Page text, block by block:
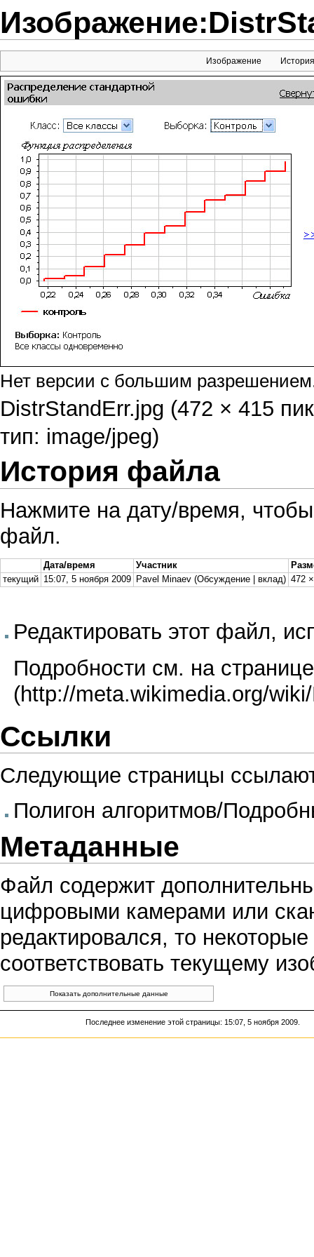
Изображение
Нет версии с большим
DistrStandErr.jpg (472 × 415
тип: image/jpeg)
История файла
Нажмите на дату/время,
файл.
Дата/время Участник
текущий
15:07, 5 ноября 2009 Pavel Minaev(Обсуждение| вклад) 472
Редактировать этот файл,
Подробности см. на
Ссылки
Следующие страницы
Полигон алгоритмов/
Метаданные
Файл содержит
цифровыми камерами или
редактировался, то
соответствовать текущему
Показать дополнительные данные
Последнее изменение этой страницы: 15:07, 5 ноября 2009.